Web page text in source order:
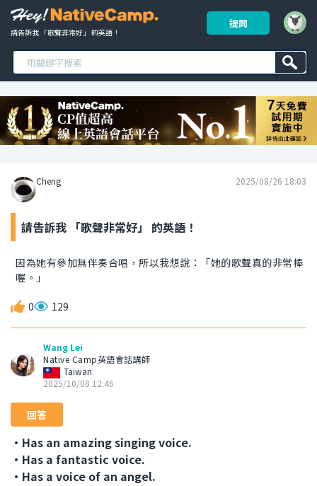
請告訴我 「歌聲非常好」 的英語！
提問
Cheng 2025/08/26 18:03
請告訴我 「歌聲非常好」 的英語！
因為她有參加無伴奏合唱，所以我想說：「她的歌聲真的非常棒
喔。」
0 129
Wang Lei
Native Camp英語會話講師
Taiwan
2025/10/08 12:46
回答
・Has an amazing singing voice.
・Has a fantastic voice.
・Has a voice of an angel.